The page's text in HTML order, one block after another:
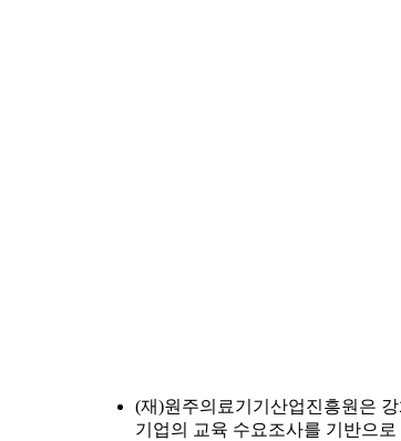
(재)원주의료기기산업진흥원은
기업의 교육 수요조사를 기반으